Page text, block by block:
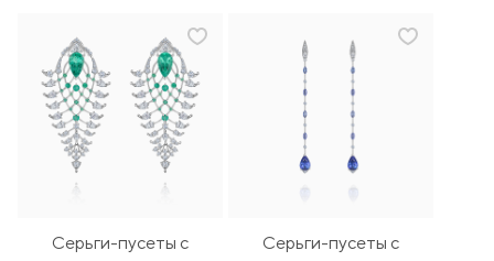
Серьги-пусеты с
Серьги-пусеты с